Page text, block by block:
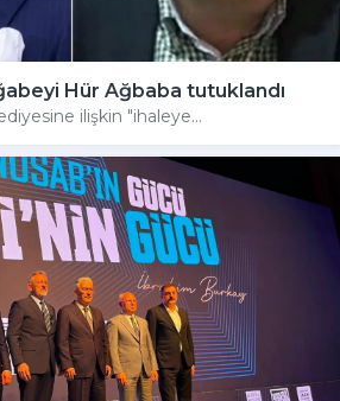
Hür Ağbaba tutuklandı
ilişkin "ihaleye...